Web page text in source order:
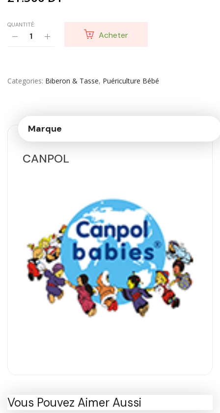
QUANTITÉ:
Acheter
Categories Biberon & Tasse, Puériculture Bébé
Marque
CANPOL
Vous Pouvez Aimer Aussi